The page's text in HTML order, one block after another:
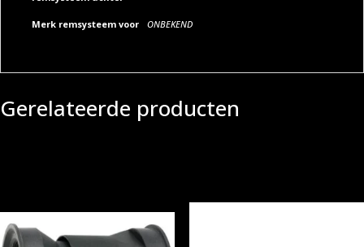
Merk remsysteem voor ONBEKEND
Gerelateerde producten